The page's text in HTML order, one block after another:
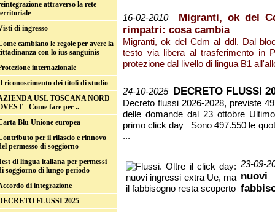
attraverso la rete
di ingresso
cambiano le regole per avere la
con lo ius sanguinis
internazionale
riconoscimento dei titoli di studio
USL TOSCANA NORD
- Come fare per ..
Blu Unione europea
per il rilascio e rinnovo
permesso di soggiorno
di lingua italiana per permessi
soggiorno di lungo periodo
di integrazione
FLUSSI 2025
16-02-2010
Migranti, ok del
rimpatri: cosa cambia
Migranti, ok del Cdm al ddl. Dal
testo via libera al trasferimento in
protezione dal livello di lingua B1
24-10-2025 DECRETO FLUSSI
Decreto flussi 2026-2028, previste
delle domande dal 23 ottobre
primo click day Sono 497.550 le
...
23-09-